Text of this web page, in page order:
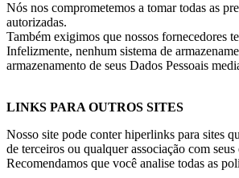
Nós nos comprometemos a tomar todas as
autorizadas.
Também exigimos que nossos fornecedores
Infelizmente, nenhum sistema de
armazenamento de seus Dados Pessoais
LINKS PARA OUTROS SITES
Nosso site pode conter hiperlinks para sites
de terceiros ou qualquer associação com
Recomendamos que você analise todas as